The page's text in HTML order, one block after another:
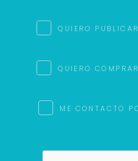
QUIERO
QUIERO
ME CONTACTO